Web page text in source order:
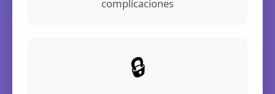
complicaciones
🔒